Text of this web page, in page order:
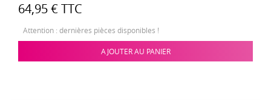
64,95 € TTC
Attention : dernières pièces disponibles !
AJOUTER AU PANIER